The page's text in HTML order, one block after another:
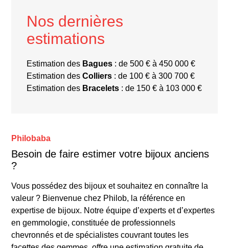
Nos dernières
estimations
Estimation des Bagues : de 500 € à 450 000 €
Estimation desColliers : de 100 € à 300 700 €
Estimation des Bracelets : de 150 € à 103 000 €
Philobaba
Besoin de faire estimer votre bijoux anciens
?
Vous possédez des bijoux et souhaitez en connaître la
valeur ? Bienvenue chez Philob, la référence en
expertise de bijoux. Notre équipe d’experts et d’expertes
en gemmologie, constituée de professionnels
chevronnés et de spécialistes couvrant toutes les